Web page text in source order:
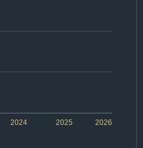
2024 2026
2025